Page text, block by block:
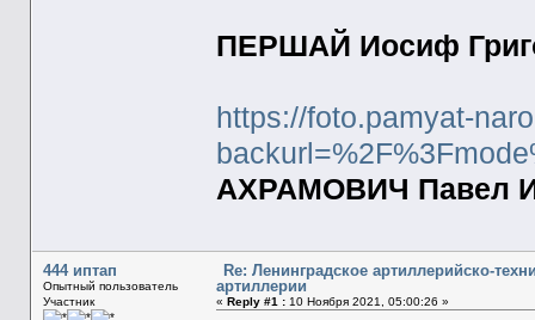
ПЕРШАЙ Иосиф
https://foto.pamyat-
АХРАМОВИЧ Павел
444 иптап
Опытный пользователь
Участник
Re: Ленинградское артиллерийско-
артиллерии
« Reply #1 :10 Ноября 2021, 05:00:26 »